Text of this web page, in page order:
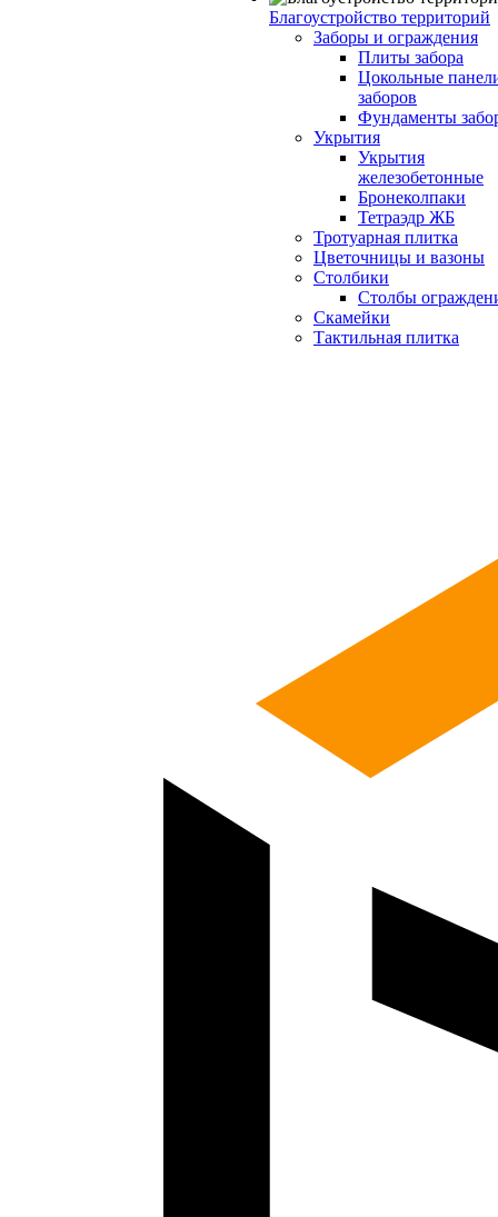
Благоустройство территорий
Заборы и ограждения
Плиты забора
Цокольные
заборов
Фундаменты
Укрытия
Укрытия
железобетонные
Бронеколпаки
Тетраэдр ЖБ
Тротуарная плитка
Цветочницы и вазоны
Столбики
Столбы
Скамейки
Тактильная плитка